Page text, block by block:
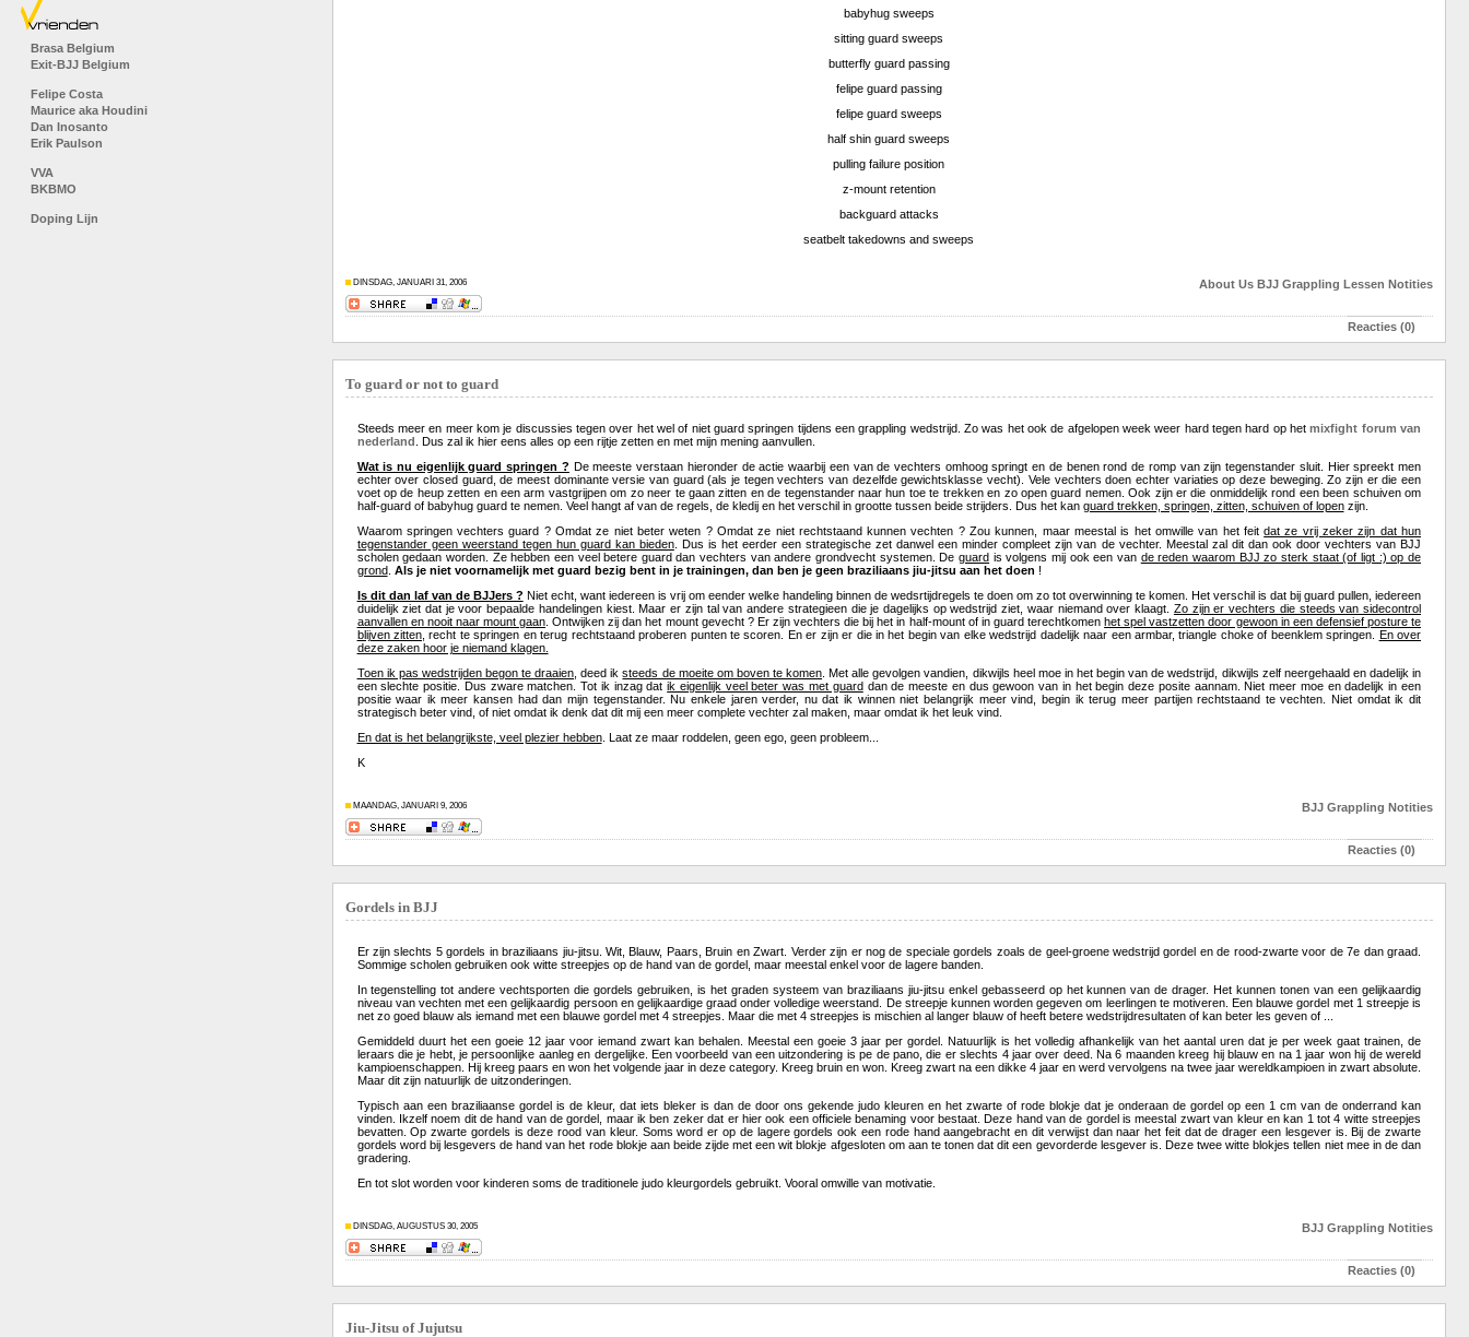
babyhug sweeps
sitting guard sweeps
butterfly guard passing
felipe guard passing
felipe guard sweeps
half shin guard sweeps
pulling failure position
z-mount retention
backguard attacks
seatbelt takedowns and sweeps
DINSDAG, JANUARI 31, 2006 About Us BJJ Grappling Lessen Notities
Reacties (0)
To guard or not to guard
Steeds meer en meer kom je discussies tegen over het wel of niet guard springen tijdens een grappling wedstrijd. Zo was het ook de afgelopen week weer hard tegen hard op hetmixfight forum van
nederland . Dus zal ik hier eens alles op een rijtje zetten en met mijn mening aanvullen.
Wat is nu eigenlijk guard springen ? De meeste verstaan hieronder de actie waarbij een van de vechters omhoog springt en de benen rond de romp van zijn tegenstander sluit. Hier spreekt men
echter over closed guard, de meest dominante versie van guard (als je tegen vechters van dezelfde gewichtsklasse vecht). Vele vechters doen echter variaties op deze beweging. Zo zijn er die een
voet op de heup zetten en een arm vastgrijpen om zo neer te gaan zitten en de tegenstander naar hun toe te trekken en zo open guard nemen. Ook zijn er die onmiddelijk rond een been schuiven om
half-guard of babyhug guard te nemen. Veel hangt af van de regels, de kledij en het verschil in grootte tussen beide strijders. Dus het kan guard trekken, springen, zitten, schuiven of lopenzijn.
Waarom springen vechters guard ? Omdat ze niet beter weten ? Omdat ze niet rechtstaand kunnen vechten ? Zou kunnen, maar meestal is het omwille van het feitdat ze vrij zeker zijn dat hun
tegenstander geen weerstand tegen hun guard kan bieden. Dus is het eerder een strategische zet danwel een minder compleet zijn van de vechter. Meestal zal dit dan ook door vechters van BJJ
scholen gedaan worden. Ze hebben een veel betere guard dan vechters van andere grondvecht systemen. Deguard is volgens mij ook een van de reden waarom BJJ zo sterk staat (of ligt :) op de
grond. Als je niet voornamelijk met guard bezig bent in je trainingen, dan ben je geen braziliaans jiu-jitsu aan het doen !
Is dit dan laf van de BJJers ? Niet echt, want iedereen is vrij om eender welke handeling binnen de wedsrtijdregels te doen om zo tot overwinning te komen. Het verschil is dat bij guard pullen, iedereen
duidelijk ziet dat je voor bepaalde handelingen kiest. Maar er zijn tal van andere strategieen die je dagelijks op wedstrijd ziet, waar niemand over klaagt. Zo zijn er vechters die steeds van sidecontrol
aanvallen en nooit naar mount gaan . Ontwijken zij dan het mount gevecht ? Er zijn vechters die bij het in half-mount of in guard terechtkomenhet spel vastzetten door gewoon in een defensief posture te
blijven zitten , recht te springen en terug rechtstaand proberen punten te scoren. En er zijn er die in het begin van elke wedstrijd dadelijk naar een armbar, triangle choke of beenklem springen. En over
deze zaken hoor je niemand klagen.
Toen ik pas wedstrijden begon te draaien , deed iksteeds de moeite om boven te komen . Met alle gevolgen vandien, dikwijls heel moe in het begin van de wedstrijd, dikwijls zelf neergehaald en dadelijk in
een slechte positie. Dus zware matchen. Tot ik inzag datik eigenlijk veel beter was met guarddan de meeste en dus gewoon van in het begin deze posite aannam. Niet meer moe en dadelijk in een
positie waar ik meer kansen had dan mijn tegenstander. Nu enkele jaren verder, nu dat ik winnen niet belangrijk meer vind, begin ik terug meer partijen rechtstaand te vechten. Niet omdat ik dit
strategisch beter vind, of niet omdat ik denk dat dit mij een meer complete vechter zal maken, maar omdat ik het leuk vind.
En dat is het belangrijkste, veel plezier hebben. Laat ze maar roddelen, geen ego, geen probleem...
K
MAANDAG, JANUARI 9, 2006 BJJ Grappling Notities
Reacties (0)
Gordels in BJJ
Er zijn slechts 5 gordels in braziliaans jiu-jitsu. Wit, Blauw, Paars, Bruin en Zwart. Verder zijn er nog de speciale gordels zoals de geel-groene wedstrijd gordel en de rood-zwarte voor de 7e dan graad.
Sommige scholen gebruiken ook witte streepjes op de hand van de gordel, maar meestal enkel voor de lagere banden.
In tegenstelling tot andere vechtsporten die gordels gebruiken, is het graden systeem van braziliaans jiu-jitsu enkel gebasseerd op het kunnen van de drager. Het kunnen tonen van een gelijkaardig
niveau van vechten met een gelijkaardig persoon en gelijkaardige graad onder volledige weerstand. De streepje kunnen worden gegeven om leerlingen te motiveren. Een blauwe gordel met 1 streepje is
net zo goed blauw als iemand met een blauwe gordel met 4 streepjes. Maar die met 4 streepjes is mischien al langer blauw of heeft betere wedstrijdresultaten of kan beter les geven of ...
Gemiddeld duurt het een goeie 12 jaar voor iemand zwart kan behalen. Meestal een goeie 3 jaar per gordel. Natuurlijk is het volledig afhankelijk van het aantal uren dat je per week gaat trainen, de
leraars die je hebt, je persoonlijke aanleg en dergelijke. Een voorbeeld van een uitzondering is pe de pano, die er slechts 4 jaar over deed. Na 6 maanden kreeg hij blauw en na 1 jaar won hij de wereld
kampioenschappen. Hij kreeg paars en won het volgende jaar in deze category. Kreeg bruin en won. Kreeg zwart na een dikke 4 jaar en werd vervolgens na twee jaar wereldkampioen in zwart absolute.
Maar dit zijn natuurlijk de uitzonderingen.
Typisch aan een braziliaanse gordel is de kleur, dat iets bleker is dan de door ons gekende judo kleuren en het zwarte of rode blokje dat je onderaan de gordel op een 1 cm van de onderrand kan
vinden. Ikzelf noem dit de hand van de gordel, maar ik ben zeker dat er hier ook een officiele benaming voor bestaat. Deze hand van de gordel is meestal zwart van kleur en kan 1 tot 4 witte streepjes
bevatten. Op zwarte gordels is deze rood van kleur. Soms word er op de lagere gordels ook een rode hand aangebracht en dit verwijst dan naar het feit dat de drager een lesgever is. Bij de zwarte
gordels word bij lesgevers de hand van het rode blokje aan beide zijde met een wit blokje afgesloten om aan te tonen dat dit een gevorderde lesgever is. Deze twee witte blokjes tellen niet mee in de dan
gradering.
En tot slot worden voor kinderen soms de traditionele judo kleurgordels gebruikt. Vooral omwille van motivatie.
DINSDAG, AUGUSTUS 30, 2005 BJJ Grappling Notities
Reacties (0)
Jiu-Jitsu of Jujutsu
Brasa Belgium
Exit-BJJ Belgium
Felipe Costa
Maurice aka Houdini
Dan Inosanto
Erik Paulson
VVA
BKBMO
Doping Lijn